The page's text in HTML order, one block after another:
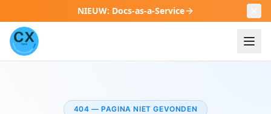
NIEUW: Docs-as-a-Service
404 — PAGINA NIET GEVONDEN